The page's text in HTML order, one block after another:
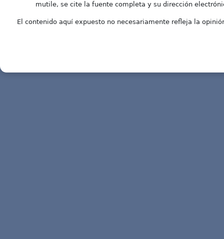
mutile, se cite la fuente completa y su dirección
El contenido aquí expuesto no necesariamente refleja la